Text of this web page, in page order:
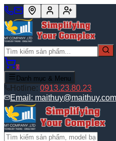
0
Danh mục & Menu
Hotline: 0913.23.80.23
Email: maithuy@maithuy.com